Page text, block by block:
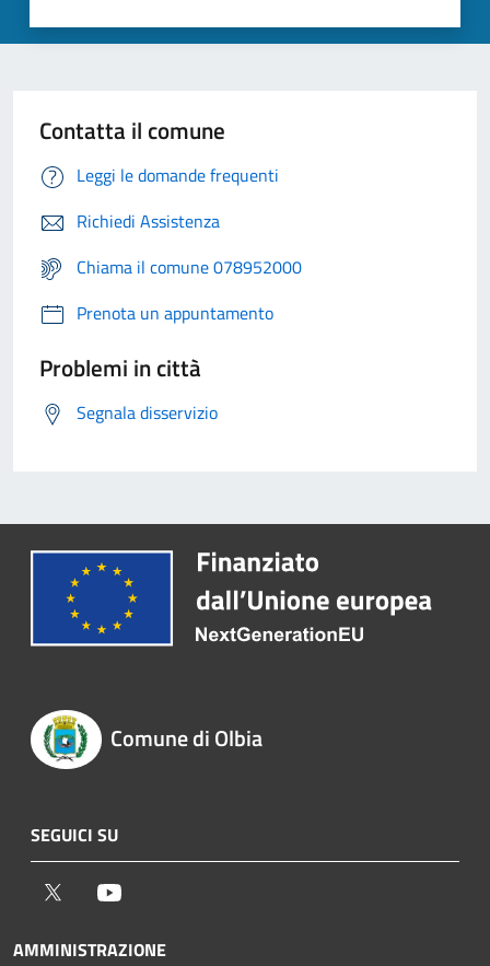
Contatta il comune
Leggi le domande frequenti
Richiedi Assistenza
Chiama il comune 078952000
Prenota un appuntamento
Problemi in città
Segnala disservizio
Comune di Olbia
SEGUICI SU
Twitter
AMMINISTRAZIONE